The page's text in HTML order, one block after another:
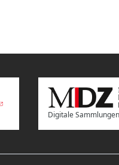
Digitale Sammlungen